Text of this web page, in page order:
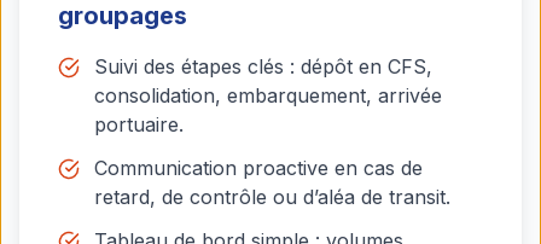
groupages
Suivi des étapes clés : dépôt en CFS,
consolidation, embarquement, arrivée
portuaire.
Communication proactive en cas de
retard, de contrôle ou d’aléa de transit.